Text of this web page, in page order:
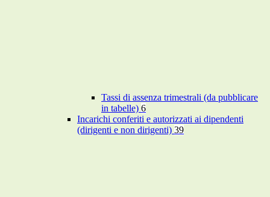
Tassi di assenza trimestrali (da pubblicare
in tabelle) 6
Incarichi conferiti e autorizzati ai dipendenti
(dirigenti e non dirigenti) 39